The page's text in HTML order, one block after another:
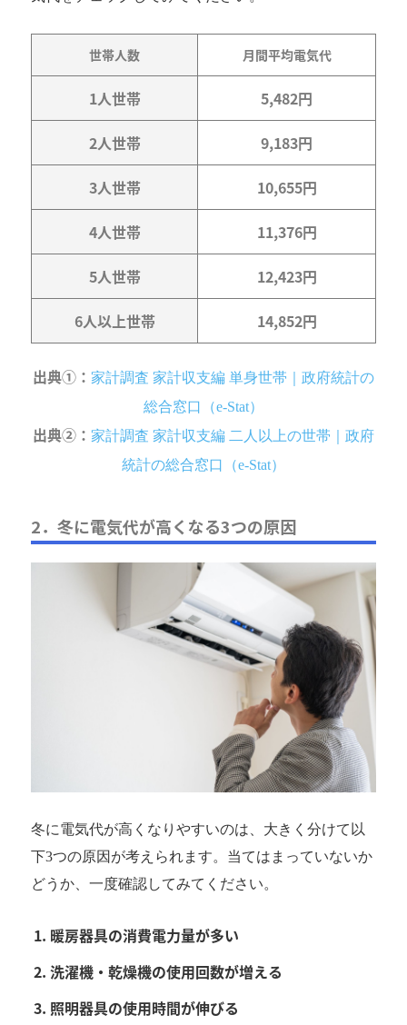
世帯人数 月間平均電気代
1人世帯 5,482円
2人世帯 9,183円
3人世帯 10,655円
4人世帯 11,376円
5人世帯 12,423円
6人以上世帯 14,852円
出典①： 家計調査 家計収支編 単身世帯｜政府統計の
総合窓口（e-Stat）
出典②： 家計調査 家計収支編 二人以上の世帯｜政府
統計の総合窓口（e-Stat）
2．冬に電気代が高くなる3つの原因
冬に電気代が高くなりやすいのは、大きく分けて以
下3つの原因が考えられます。当てはまっていないか
どうか、一度確認してみてください。
暖房器具の消費電力量が多い
洗濯機・乾燥機の使用回数が増える
照明器具の使用時間が伸びる